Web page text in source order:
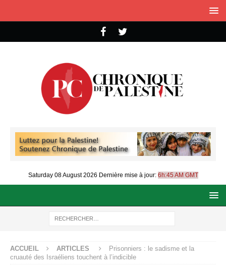
Saturday 08 August 2026 Dernière mise à jour: 6h:45 AM GMT
ACCUEIL ARTICLES
Prisonniers : le sadisme et la
cruauté des Israéliens touchent à l’indicible